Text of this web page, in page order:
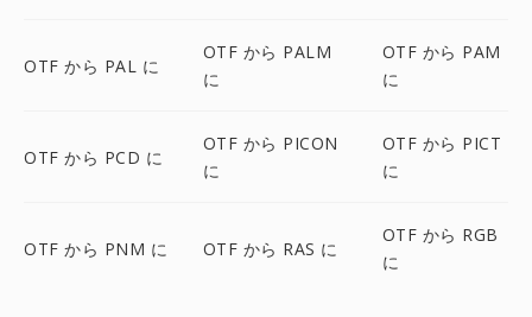
OTF から PAL に
OTF から PALM
に
OTF から PAM
に
OTF から PCD に
OTF から PICON
に
OTF から PICT
に
OTF から PNM に OTF から RAS に
OTF から RGB
に